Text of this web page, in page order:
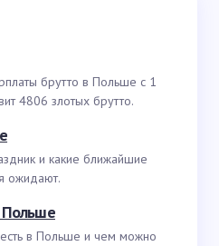
брутто в Польше с 1
4806 злотых брутто.
и какие ближайшие
ожидают.
Польше
есть в Польше и чем можно